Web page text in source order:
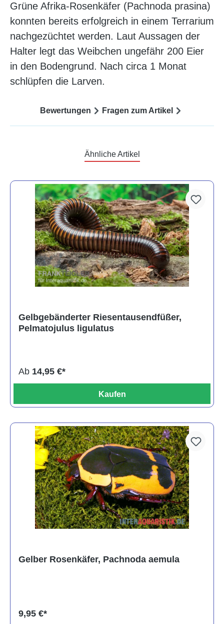
Grüne Afrika-Rosenkäfer (Pachnoda prasina)
konnten bereits erfolgreich in einem Terrarium
nachgezüchtet werden. Laut Aussagen der
Halter legt das Weibchen ungefähr 200 Eier
in den Bodengrund. Nach circa 1 Monat
schlüpfen die Larven.
Bewertungen Fragen zum Artikel
Ähnliche Artikel
Gelbgebänderter Riesentausendfüßer,
Pelmatojulus ligulatus
Ab 14,95 €*
Kaufen
Gelber Rosenkäfer, Pachnoda aemula
9,95 €*